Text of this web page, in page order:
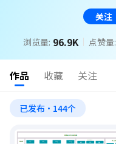
关注
浏览量: 96.9K 点赞量:
作品 收藏 关注
已发布·144个